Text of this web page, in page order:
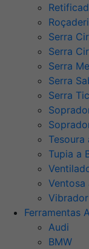
Serra
Serra
Serra
Serra
Serra
Tesoura
Tupia a
Ventosa
Ferramentas
Audi
BMW